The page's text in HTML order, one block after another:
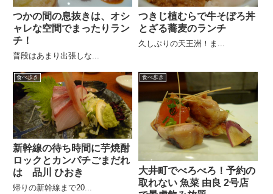
つかの間の息抜きは、オシ
ャレな空間でまったりラン
チ！
普段はあまり出張しな...
つきじ植むらで牛そぼろ丼
とざる蕎麦のランチ
久しぶりの天王洲！ま...
食べ歩き
新幹線の待ち時間に芋焼酎
ロックとカンパチごまだれ
は 品川 ひおき
帰りの新幹線まで20...
食べ歩き
大井町でべろべろ！予約の
取れない 魚菜 由良 2号店